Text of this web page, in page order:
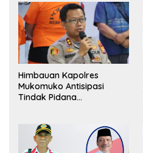
Himbauan Kapolres
Mukomuko Antisipasi
Tindak Pidana